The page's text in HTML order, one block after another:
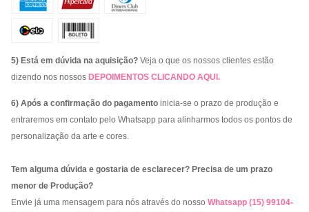
5) Está em dúvida na aquisição? Veja o que os nossos clientes estão
dizendo nos nossos DEPOIMENTOS CLICANDO AQUI .
6) Após a confirmação do pagamento inicia-se o prazo de produção e
entraremos em contato pelo Whatsapp para alinharmos todos os pontos de
personalização da arte e cores.
Tem alguma dúvida e gostaria de esclarecer? Precisa de um prazo
menor de Produção?
Envie já uma mensagem para nós através do nosso Whatsapp (15) 99104-